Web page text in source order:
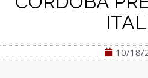
10/18/